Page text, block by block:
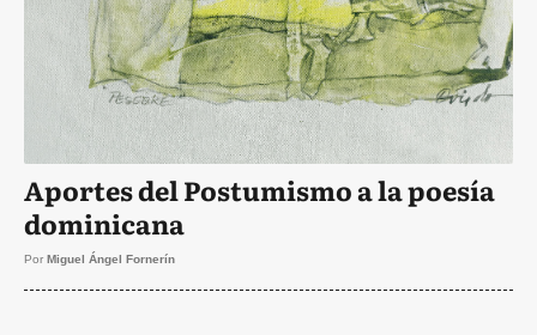
Aportes del Postumismo a la poesía
dominicana
Por Miguel Ángel Fornerín